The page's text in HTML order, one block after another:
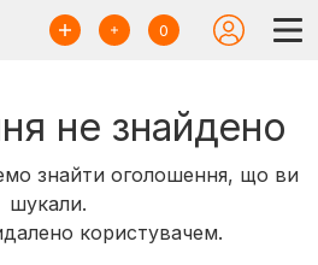
0
не знайдено
знайти оголошення, що ви
шукали.
користувачем.